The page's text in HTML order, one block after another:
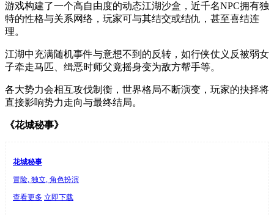
游戏构建了一个高自由度的动态江湖沙盒，近千名NPC拥有独
特的性格与关系网络，玩家可与其结交或结仇，甚至喜结连
理。
江湖中充满随机事件与意想不到的反转，如行侠仗义反被弱女
子牵走马匹、缉恶时师父竟摇身变为敌方帮手等。
各大势力会相互攻伐制衡，世界格局不断演变，玩家的抉择将
直接影响势力走向与最终结局。
《花城秘事》
花城秘事
冒险, 独立, 角色扮演
查看更多 立即下载